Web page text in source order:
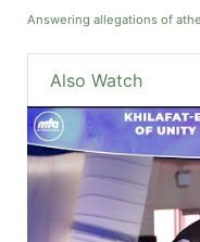
Answering allegations of
Also Watch